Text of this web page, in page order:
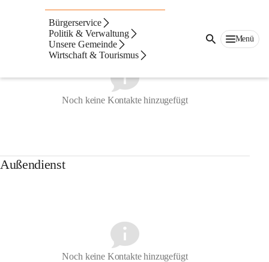
Bürgerservice
Politik & Verwaltung
Unsere Gemeinde
Wirtschaft & Tourismus
Menü
Gemeindeamt
Noch keine Kontakte hinzugefügt
Außendienst
Noch keine Kontakte hinzugefügt